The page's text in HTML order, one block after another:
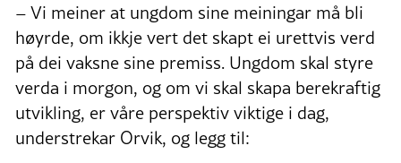
– Vi meiner at ungdom sine meiningar må bli
høyrde, om ikkje vert det skapt ei urettvis verd
på dei vaksne sine premiss. Ungdom skal styre
verda i morgon, og om vi skal skapa berekraftig
utvikling, er våre perspektiv viktige i dag,
understrekar Orvik, og legg til: